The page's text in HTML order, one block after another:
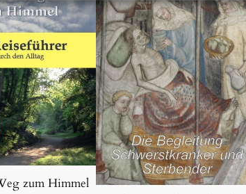
zum Himmel